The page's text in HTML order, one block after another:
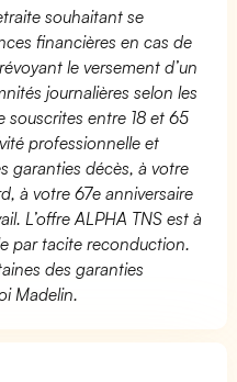
souhaitant se
financières en cas de
le versement d’un
journalières selon les
souscrites entre 18 et 65
professionnelle et
garanties décès, à votre
à votre 67e anniversaire
L’offre ALPHA TNS est à
par tacite reconduction.
des garanties
Madelin.